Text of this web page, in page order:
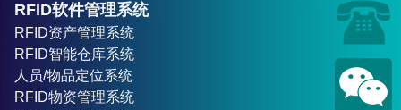
RFID软件管理系统
RFID资产管理系统
RFID智能仓库系统
人员/物品定位系统
RFID物资管理系统